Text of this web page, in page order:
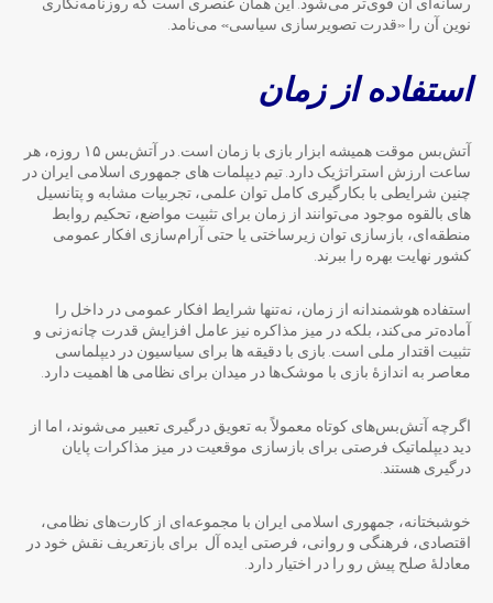
رسانه‌ای آن قوی‌تر می‌شود. این همان عنصری است که روزنامه‌نگاری
نوین آن را «قدرت تصویرسازی سیاسی» می‌نامد.
استفاده از زمان
آتش‌بس موقت همیشه ابزار بازی با زمان است. در آتش‌بس ۱۵ روزه، هر
ساعت ارزش استراتژیک دارد. تیم دیپلمات های جمهوری اسلامی ایران در
چنین شرایطی با بکارگیری کامل توان علمی، تجربیات مشابه و پتانسیل
های بالقوه موجود می‌توانند از زمان برای تثبیت مواضع، تحکیم روابط
منطقه‌ای، بازسازی توان زیرساختی یا حتی آرام‌سازی افکار عمومی
کشور نهایت بهره را ببرند.
استفاده هوشمندانه از زمان، نه‌تنها شرایط افکار عمومی در داخل را
آماده‌تر می‌کند، بلکه در میز مذاکره نیز عامل افزایش قدرت چانه‌زنی و
تثبیت اقتدار ملی است. بازی با دقیقه ها برای سیاسیون در دیپلماسی
معاصر به اندازهٔ بازی با موشک‌ها در میدان برای نظامی ها اهمیت دارد.
اگرچه آتش‌بس‌های کوتاه معمولاً به تعویق درگیری تعبیر می‌شوند، اما از
دید دیپلماتیک فرصتی برای بازسازی موقعیت در میز مذاکرات پایان
درگیری هستند.
خوشبختانه، جمهوری اسلامی ایران با مجموعه‌ای از کارت‌های نظامی،
اقتصادی، فرهنگی و روانی، فرصتی ایده آل برای بازتعریف نقش خود در
معادلهٔ صلح پیش رو را در اختیار دارد.